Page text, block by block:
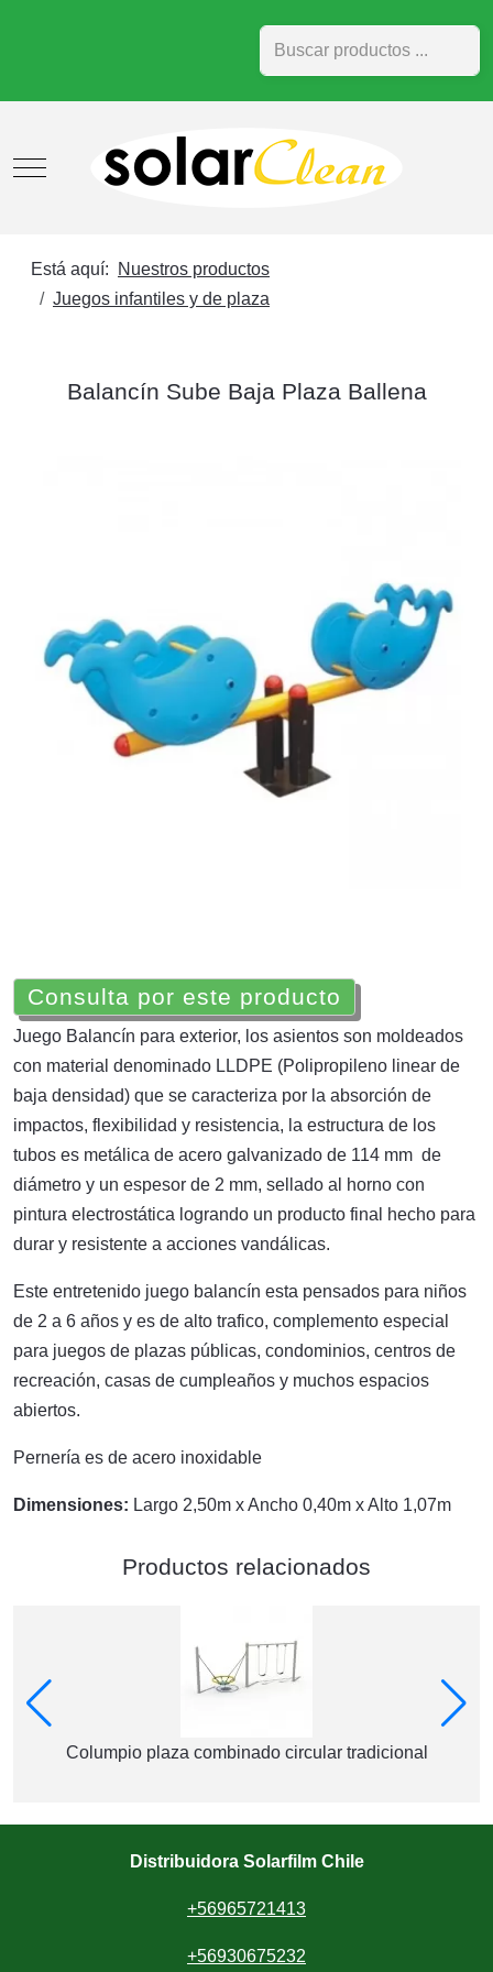
Buscar
Mobile Menu Toggle
Está aquí:
Nuestros productos
Juegos infantiles y de plaza
Balancín Sube Baja Plaza Ballena
Consulta por este producto
Juego Balancín para exterior, los asientos son moldeados
con material denominado LLDPE (Polipropileno linear de
baja densidad) que se caracteriza por la absorción de
impactos, flexibilidad y resistencia, la estructura de los
tubos es metálica de acero galvanizado de 114 mm de
diámetro y un espesor de 2 mm, sellado al horno con
pintura electrostática logrando un producto final hecho para
durar y resistente a acciones vandálicas.
Este entretenido juego balancín esta pensados para niños
de 2 a 6 años y es de alto trafico, complemento especial
para juegos de plazas públicas, condominios, centros de
recreación, casas de cumpleaños y muchos espacios
abiertos.
Pernería es de acero inoxidable
Dimensiones: Largo 2,50m x Ancho 0,40m x Alto 1,07m
Productos relacionados
Columpio plaza combinado circular tradicional
Distribuidora Solarfilm Chile
+56965721413
+56930675232